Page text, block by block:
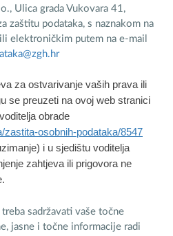
Ulica grada Vukovara 41,
zaštitu podataka, s naznakom na
elektroničkim putem na e-mail
za ostvarivanje vaših prava ili
se preuzeti na ovoj web stranici
obrade
zastita-osobnih-podataka/8547
i u sjedištu voditelja
zahtjeva ili prigovora ne
sadržavati vaše točne
jasne i točne informacije radi